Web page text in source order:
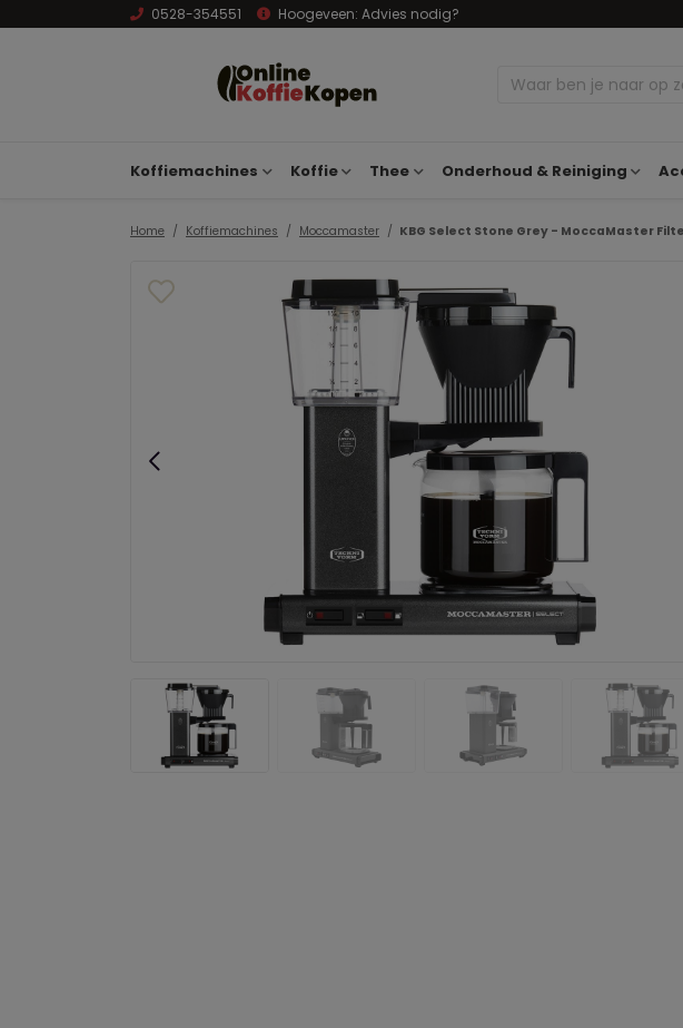
0528-354551 Hoogeveen: Advies nodig?
Koffiemachines Koffie Thee Onderhoud & Reiniging
Home Koffiemachines Moccamaster KBG Select Stone Grey - MoccaMaster